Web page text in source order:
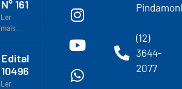
N° 161
Ler
mais...
Edital
10496
Ler
(12)
3644-
2077